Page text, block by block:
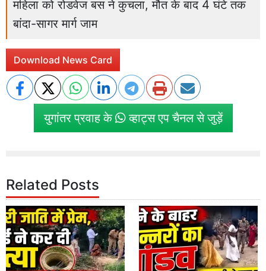
महिला को रोडवेज बस ने कुचला, मौत के बाद 4 घंटे तक
बांदा-सागर मार्ग जाम
Download News Card
युगांतर प्रवाह के व्हाट्स एप चैनल से जुड़ें
Related Posts